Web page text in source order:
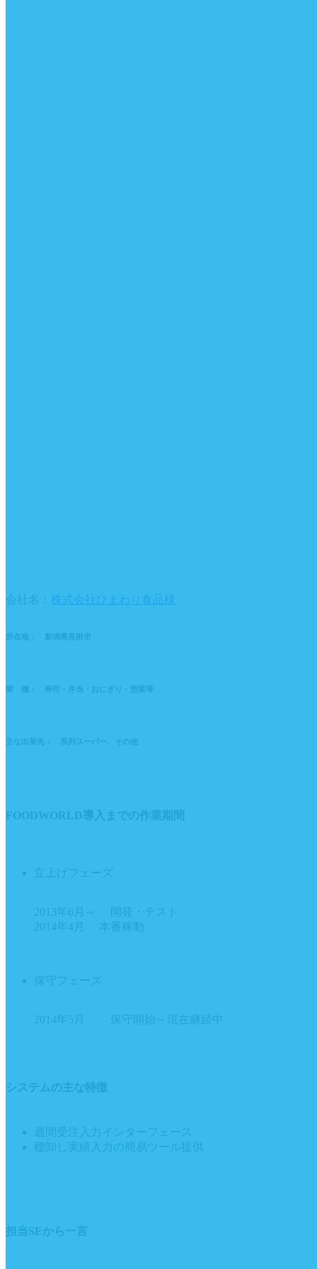
会社名： 株式会社ひまわり食品様
所在地： 新潟県見附市
業 種： 寿司・弁当・おにぎり・惣菜等
主な出荷先： 系列スーパー、その他
FOODWORLD導入までの作業期間
立上げフェーズ
2013年6月～ 開発・テスト
2014年4月 本番稼動
保守フェーズ
2014年5月 保守開始～現在継続中
システムの主な特徴
週間受注入力インターフェース
棚卸し実績入力の簡易ツール提供
担当SEから一言